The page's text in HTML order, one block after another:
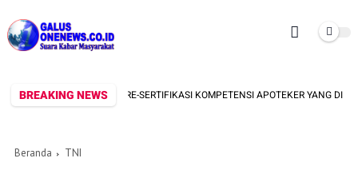
BREAKING NEWS
BAKORNAS SOROTI RE-SERTIFIKASI KOMPETENSI APOTEKER YANG DI
Beranda TNI